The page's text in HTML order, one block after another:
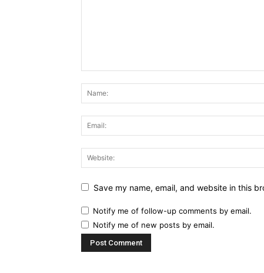
Save my name, email, and website in this
Notify me of follow-up comments by email.
Notify me of new posts by email.